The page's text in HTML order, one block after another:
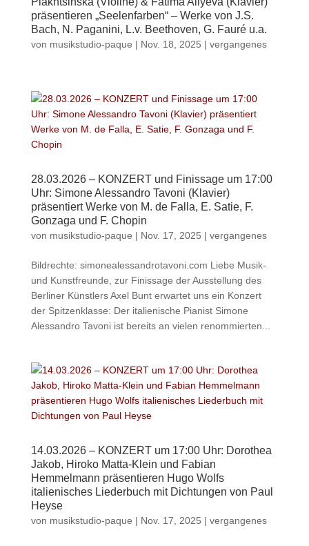
präsentieren „Seelenfarben“ – Werke von J.S.
Bach, N. Paganini, L.v. Beethoven, G. Fauré u.a.
von musikstudio-paque | Nov. 18, 2025 | vergangenes
28.03.2026 – KONZERT und Finissage um 17:00
Uhr: Simone Alessandro Tavoni (Klavier)
präsentiert Werke von M. de Falla, E. Satie, F.
Gonzaga und F. Chopin
von musikstudio-paque | Nov. 17, 2025 | vergangenes
Bildrechte: simonealessandrotavoni.com Liebe Musik-
und Kunstfreunde, zur Finissage der Ausstellung des
Berliner Künstlers Axel Bunt erwartet uns ein Konzert
der Spitzenklasse: Der italienische Pianist Simone
Alessandro Tavoni ist bereits an vielen renommierten...
14.03.2026 – KONZERT um 17:00 Uhr: Dorothea
Jakob, Hiroko Matta-Klein und Fabian
Hemmelmann präsentieren Hugo Wolfs
italienisches Liederbuch mit Dichtungen von Paul
Heyse
von musikstudio-paque | Nov. 17, 2025 | vergangenes